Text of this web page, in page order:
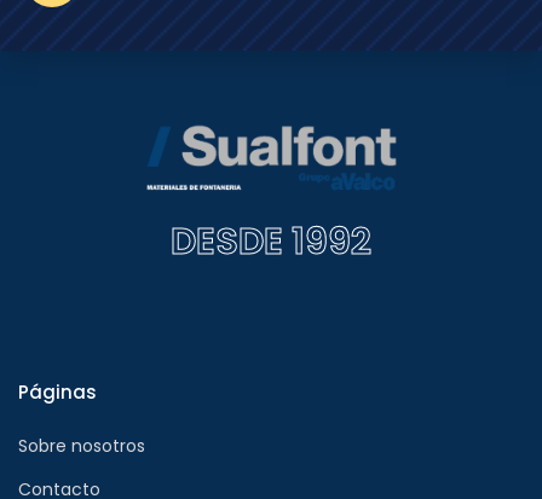
DESDE 1992
Páginas
Sobre nosotros
Contacto